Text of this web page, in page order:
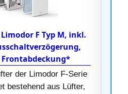
F Typ M, inkl.
Frontabdeckung*
der Limodor F-Serie
bestehend aus Lüfter,